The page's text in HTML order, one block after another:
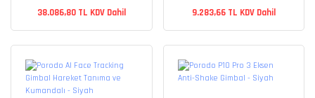
38.086,80 TL KDV Dahil 9.283,66 TL KDV Dahil